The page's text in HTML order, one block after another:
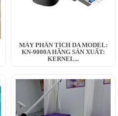
MÁY PHÂN TÍCH DA MODEL:
KN-9000A HÃNG SẢN XUẤT:
KERNEL...